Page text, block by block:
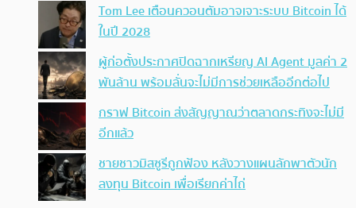
Tom Lee เตือนควอนตัมอาจเจาะระบบ Bitcoin ได้
ในปี 2028
ผู้ก่อตั้งประกาศปิดฉากเหรียญ AI Agent มูลค่า 2
พันล้าน พร้อมลั่นจะไม่มีการช่วยเหลืออีกต่อไป
กราฟ Bitcoin ส่งสัญญาณว่าตลาดกระทิงจะไม่มี
อีกแล้ว
ชายชาวมิสซูรีถูกฟ้อง หลังวางแผนลักพาตัวนัก
ลงทุน Bitcoin เพื่อเรียกค่าไถ่